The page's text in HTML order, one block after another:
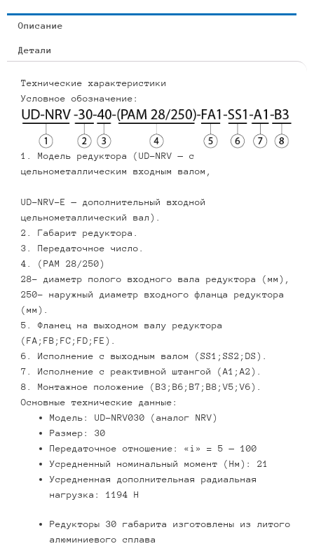
b14-
Описание
Детали
Технические характеристики
Условное обозначение:
1. Модель редуктора (UD-NRV — с
цельнометаллическим входным валом,
UD-NRV-E — дополнительный входной
цельнометаллический вал).
2. Габарит редуктора.
3. Передаточное число.
4. (PAM 28/250)
28- диаметр полого входного вала редуктора (мм),
250- наружный диаметр входного фланца редуктора
(мм).
5. Фланец на выходном валу редуктора
(FA;FB;FC;FD;FE).
6. Исполнение с выходным валом (SS1;SS2;DS).
7. Исполнение с реактивной штангой (А1;А2).
8. Монтажное положение (В3;В6;В7;В8;V5;V6).
Основные технические данные:
Модель: UD-NRV030 (аналог NRV)
Размер: 30
Передаточное отношение: «i» = 5 — 100
Усредненный номинальный момент (Нм): 21
Усредненная дополнительная радиальная
нагрузка: 1194 Н
Редукторы 30 габарита изготовлены из литого
алюминиевого сплава